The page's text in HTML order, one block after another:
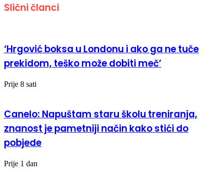
Slični članci
‘Hrgović boksa u Londonu i ako ga ne tuče
prekidom, teško može dobiti meč’
Prije 8 sati
Canelo: Napuštam staru školu treniranja,
znanost je pametniji način kako stići do
pobjede
Prije 1 dan